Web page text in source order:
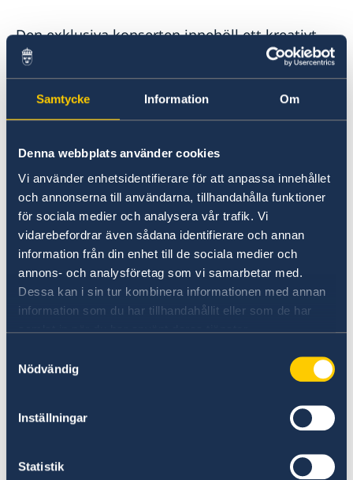
Samtycke Information Om
Denna webbplats använder cookies
Vi använder enhetsidentifierare för att anpassa innehållet
och annonserna till användarna, tillhandahålla funktioner
för sociala medier och analysera vår trafik. Vi
vidarebefordrar även sådana identifierare och annan
information från din enhet till de sociala medier och
annons- och analysföretag som vi samarbetar med.
Dessa kan i sin tur kombinera informationen med annan
information som du har tillhandahållit eller som de har
samlat in när du har använt deras tjänster.
Nödvändig
Inställningar
Statistik
Den exklusiva konserten innehöll ett kreativt
kulturutbyte och uppträdanden av den
Grammy-belönade svenska hiphop-artisten
Jason "Timbuktu" Diakité tillsammans med
Macky2, Slap Dee, Shimasta, Jay Rox, Cleo Ice
Queen, Natasha Chansa, Killa och Legend'son
som delade sina perspektiv på hiphopens
utveckling i Zambia.
Filmvisningen följdes av en paneldiskussion
ledd av Magnus Mando, där representanter från
den svenska ambassaden, Ku-Atenga Media
och ministeriet för ungdom, konst och idrott
samt artisten Shimasta och Time Machines
diskuterade processerna bakom både
att fira kulturella utbyten och den väsentliga
roll som ministeriet för ungdom, konst och